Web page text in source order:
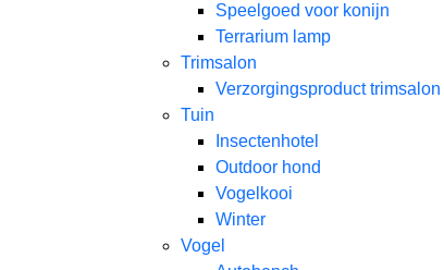
Speelgoed voor konijn
Terrarium lamp
Trimsalon
Verzorgingsproduct trimsalon
Tuin
Insectenhotel
Outdoor hond
Vogelkooi
Winter
Vogel